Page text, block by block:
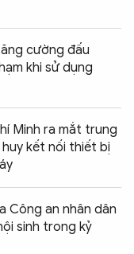
cường đấu
khi sử dụng
Minh ra mắt trung
kết nối thiết bị
Công an nhân dân
sinh trong kỷ